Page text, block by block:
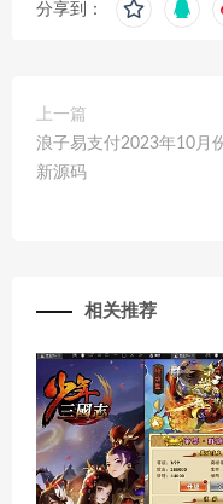
分享到：
上一篇
浪子易支付2023年10月
新源码
相关推荐